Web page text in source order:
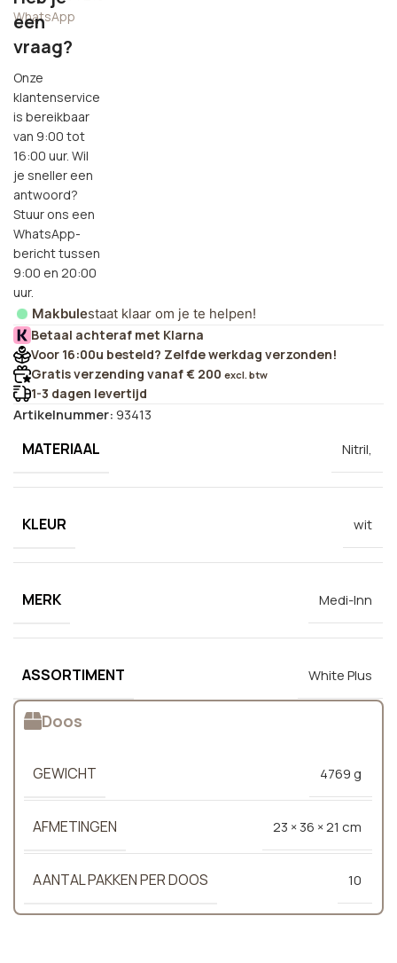
WhatsApp
een
vraag?
Onze
klantenservice
is bereikbaar
van 9:00 tot
16:00 uur. Wil
je sneller een
antwoord?
Stuur ons een
WhatsApp-
bericht tussen
9:00 en 20:00
uur.
Makbulestaat klaar om je te helpen!
Betaal achteraf met Klarna
Voor 16:00u besteld? Zelfde werkdag verzonden!
Gratis verzending vanaf € 200 excl. btw
1-3 dagen levertijd
Artikelnummer: 93413
MATERIAAL Nitril,
KLEUR wit
MERK Medi-Inn
ASSORTIMENT White Plus
Doos
GEWICHT 4769 g
AFMETINGEN 23 × 36 × 21 cm
AANTAL PAKKEN PER DOOS 10